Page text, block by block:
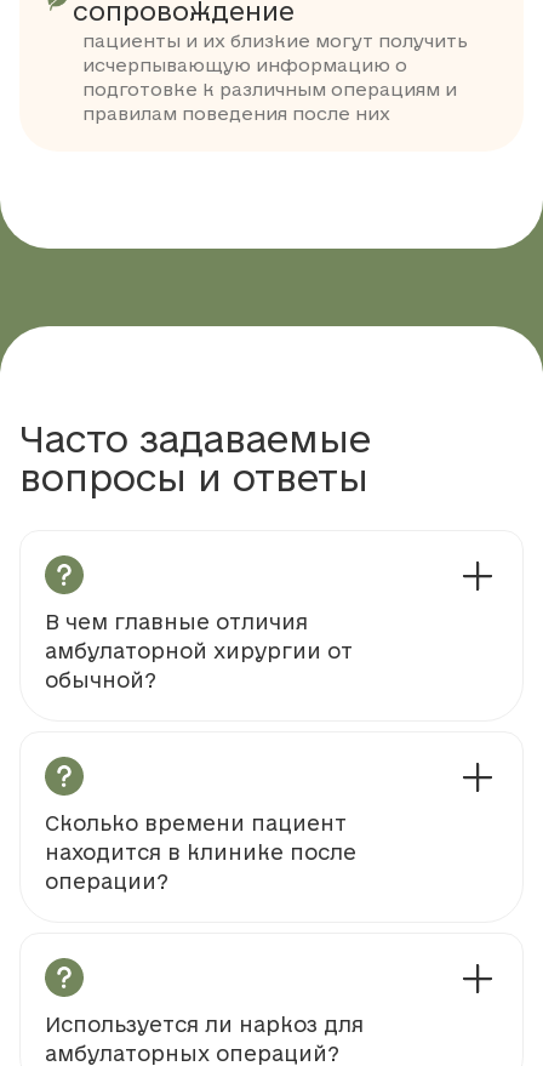
сопровождение
пациенты и их близкие могут получить
исчерпывающую информацию о
подготовке к различным операциям и
правилам поведения после них
Часто задаваемые
вопросы и ответы
В чем главные отличия
амбулаторной хирургии от
обычной?
Сколько времени пациент
находится в клинике после
операции?
Используется ли наркоз для
амбулаторных операций?